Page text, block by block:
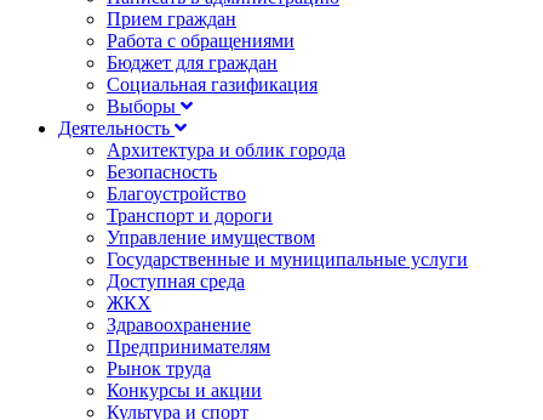
Прием граждан
Работа с обращениями
Бюджет для граждан
Социальная газификация
Выборы
Деятельность
Архитектура и облик города
Безопасность
Благоустройство
Транспорт и дороги
Управление имуществом
Государственные и муниципальные услуги
Доступная среда
ЖКХ
Здравоохранение
Предпринимателям
Рынок труда
Конкурсы и акции
Культура и спорт